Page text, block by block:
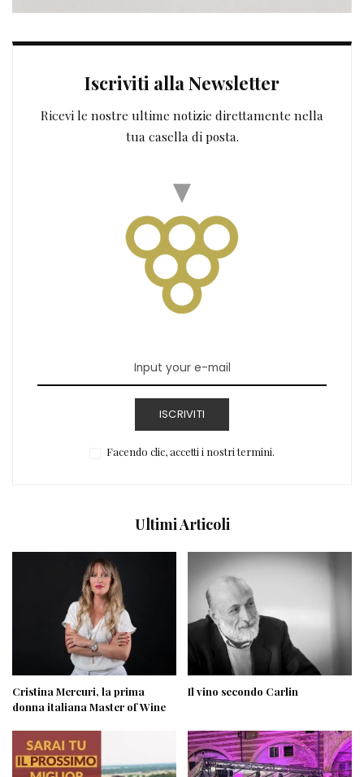
Iscriviti alla Newsletter
Ricevi le nostre ultime notizie direttamente nella
tua casella di posta.
ISCRIVITI
Facendo clic, accetti i nostri termini.
Ultimi Articoli
Cristina Mercuri, la prima
donna italiana Master of Wine
Il vino secondo Carlin